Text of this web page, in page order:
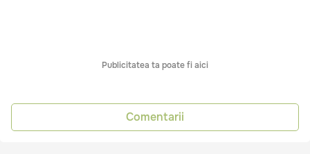
Publicitatea ta poate fi aici
Comentarii